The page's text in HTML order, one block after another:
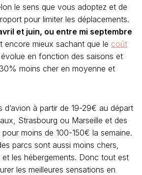
le sens que vous adoptez et de
pour limiter les déplacements.
et juin, ou entre mi septembre
encore mieux sachant que le coût
évolue en fonction des saisons et
moins cher en moyenne et
d’avion à partir de 19-29€ au départ
Strasbourg ou Marseille et des
moins de 100-150€ la semaine.
parcs sont aussi moins chers,
les hébergements. Donc tout est
les meilleures sensations en